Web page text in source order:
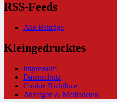
RSS-Feeds
Alle Beiträge
Kleingedrucktes
Impressum
Datenschutz
Cookie-Richtlinie
Anzeigen & Mediadaten